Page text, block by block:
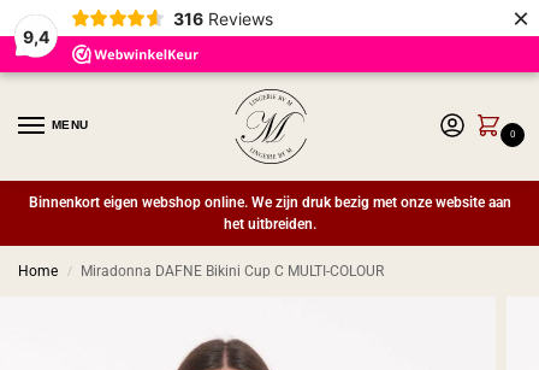
9,4
316 Reviews ×
MENU
0
Binnenkort eigen webshop online. We zijn druk bezig met onze website aan
het uitbreiden.
Home / Miradonna DAFNE Bikini Cup C MULTI-COLOUR